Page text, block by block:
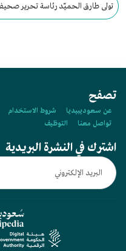
تصفح
عن سعوديبيديا شروط الاستخدام
تواصل معنا
التوظيف
اشترك في النشرة البريدية